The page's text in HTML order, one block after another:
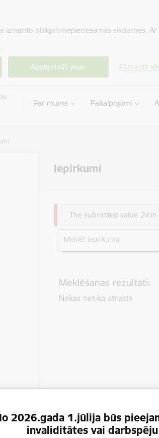
izmanto obligāti nepieciešamās sīkdatnes.
Apstiprināt visas Pārvaldīt
Par mums Pakalpojumi
Iepirkumi
2026.gada 1.jūlija būs
invaliditātes vai
Kļūdas ziņojums
The submitted value 24in
Meklēt iepirkumu
Meklēšanas rezultāti:
Nekas netika atrasts